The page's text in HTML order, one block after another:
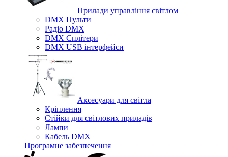
Прилади управління світлом
DMX Пульти
Радіо DMX
DMX Сплітери
DMX USB інтерфейси
Аксесуари для світла
Кріплення
Стійки для світлових приладів
Лампи
Кабель DMX
Програмне забезпечення